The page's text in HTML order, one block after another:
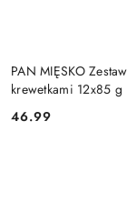
PAN MIĘSKO
krewetkami 12x85 g
Cena:
46.99